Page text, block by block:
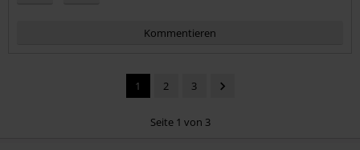
Kommentieren
1 2 3
Seite 1 von 3